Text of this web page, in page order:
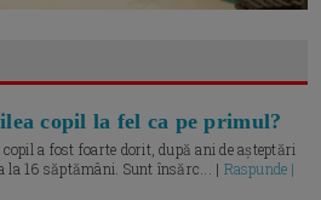
copil la fel ca pe primul?
a fost foarte dorit, după ani de așteptări
la 16 săptămâni. Sunt însărc... | Raspunde |